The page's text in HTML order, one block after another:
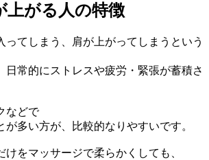
上がる人の特徴
ってしまう、肩が上がってしまうという
日常的にストレスや疲労・緊張が蓄積さ
などで
が多い方が、比較的なりやすいです。
けをマッサージで柔らかくしても、